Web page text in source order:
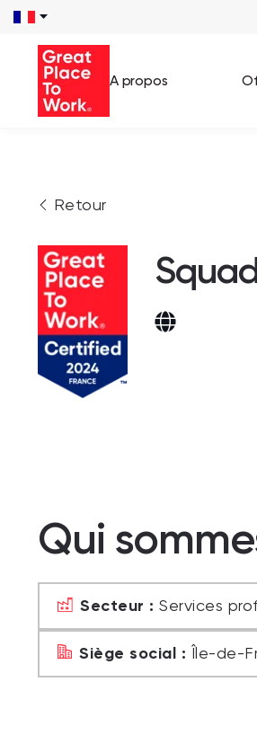
A propos
Retour
Qui
Secteur : Services
Siège social : Île-de-